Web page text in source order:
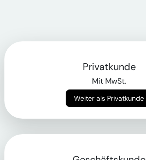
Privatkunde
Mit MwSt.
Weiter als Privatkunde